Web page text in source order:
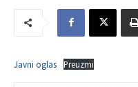
Javni oglas Preuzmi